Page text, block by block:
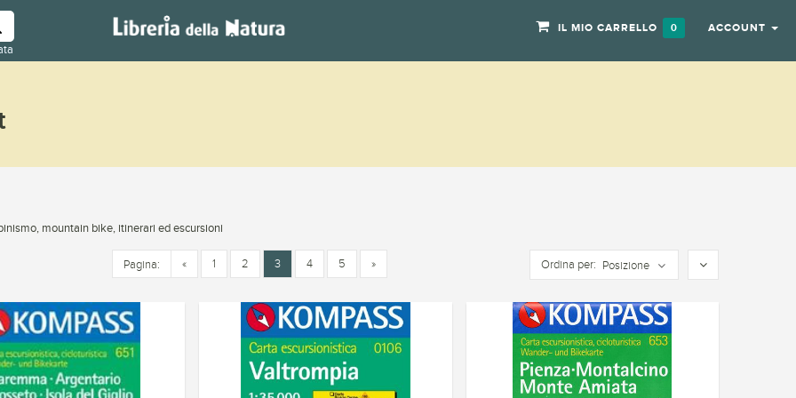
IL MIO CARRELLO 0 ACCOUNT
mountain bike, itinerari ed escursioni
Ordina per: Posizione
Pagina: « 1 2 3 4 5 »